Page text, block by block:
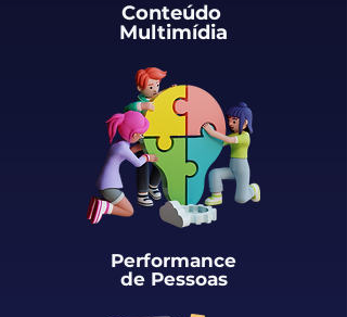
Conteúdo
Multimídia
Performance
de Pessoas